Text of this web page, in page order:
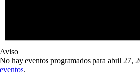
Aviso
No hay eventos programados para abril 27,
eventos.